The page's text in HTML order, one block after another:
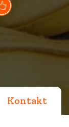
Kontakt